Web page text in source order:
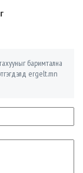
баримтална
ergelt.mn